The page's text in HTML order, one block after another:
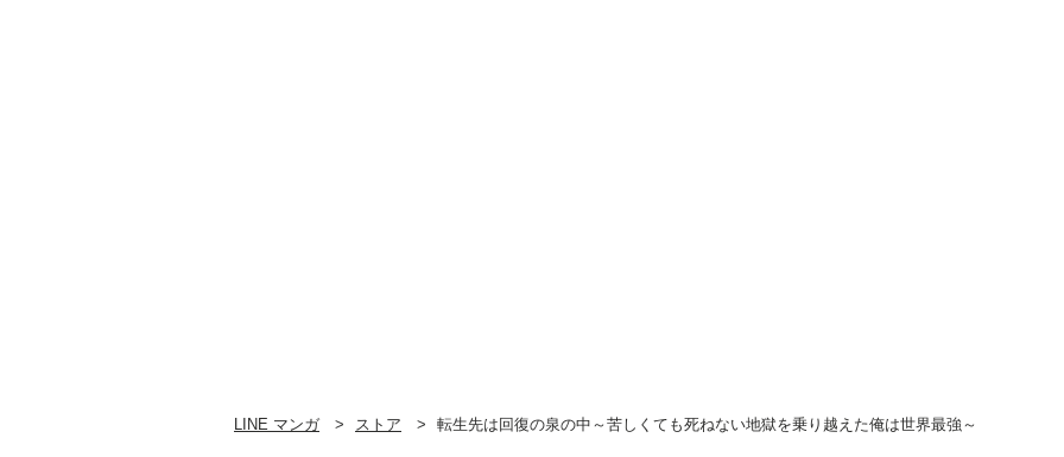
LINE マンガ ストア 転生先は回復の泉の中～苦しくても死ねない地獄を乗り越えた俺は世界最強～